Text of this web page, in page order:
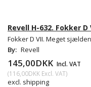
Revell H-632. Fokker D
Fokker D VII. Meget
By: Revell
145,00DKK Incl. VAT
(116,00DKK Excl. VAT)
excl. shipping